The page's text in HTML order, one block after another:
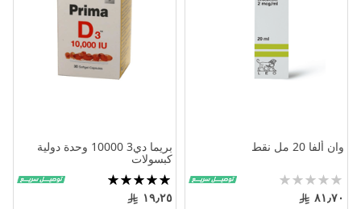
وان ألفا 20 مل نقط
Rating:
0%
٨١٫٧٠
بريما دي3 10000 وحدة دولية
كبسولات
تقييم:
100%
١٩٫٢٥